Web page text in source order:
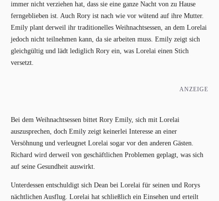
immer nicht verziehen hat, dass sie eine ganze Nacht von zu Hause
ferngeblieben ist. Auch Rory ist nach wie vor wütend auf ihre Mutter.
Emily plant derweil ihr traditionelles Weihnachtsessen, an dem Lorelai
jedoch nicht teilnehmen kann, da sie arbeiten muss. Emily zeigt sich
gleichgültig und lädt lediglich Rory ein, was Lorelai einen Stich
versetzt.
ANZEIGE
Bei dem Weihnachtsessen bittet Rory Emily, sich mit Lorelai
auszusprechen, doch Emily zeigt keinerlei Interesse an einer
Versöhnung und verleugnet Lorelai sogar vor den anderen Gästen.
Richard wird derweil von geschäftlichen Problemen geplagt, was sich
auf seine Gesundheit auswirkt.
Unterdessen entschuldigt sich Dean bei Lorelai für seinen und Rorys
nächtlichen Ausflug. Lorelai hat schließlich ein Einsehen und erteilt